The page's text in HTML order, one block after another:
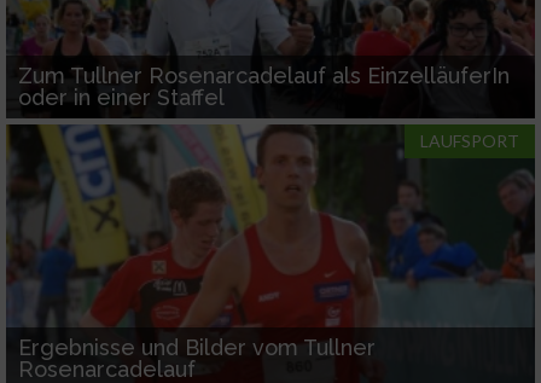
Zum Tullner Rosenarcadelauf als EinzelläuferIn
oder in einer Staffel
LAUFSPORT
Ergebnisse und Bilder vom Tullner
Rosenarcadelauf